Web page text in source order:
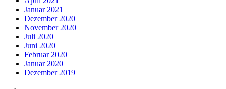
Januar 2021
Dezember 2020
November 2020
Juli 2020
Juni 2020
Februar 2020
Januar 2020
Dezember 2019